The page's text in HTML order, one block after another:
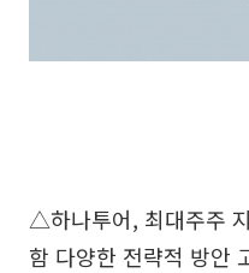
△하나투어, 최대주주
함 다양한 전략적 방안